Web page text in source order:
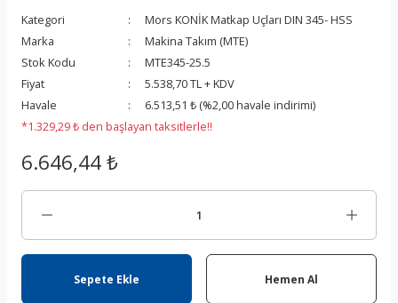
Kategori
Mors KONİK Matkap Uçları DIN 345- HSS
Marka
Makina Takım (MTE)
Stok Kodu
MTE345-25.5
Fiyat
5.538,70 TL + KDV
Havale
6.513,51 ₺ (%2,00 havale indirimi)
*1.329,29 ₺ den başlayan taksitlerle!!
6.646,44 ₺
Sepete Ekle Hemen Al